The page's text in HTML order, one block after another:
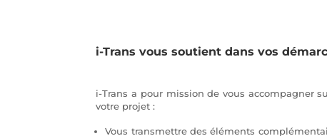
i-Trans vous soutient dans vos
i-Trans a pour mission de vous accompagner
votre projet :
Vous transmettre des éléments